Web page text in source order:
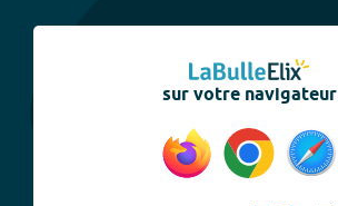
sur votre navigateur